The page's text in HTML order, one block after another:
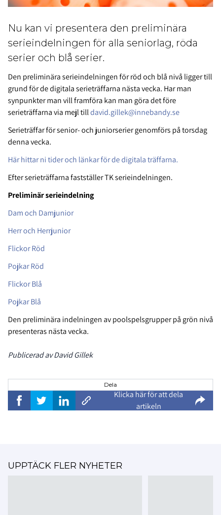
Nu kan vi presentera den preliminära
serieindelningen för alla seniorlag, röda
serier och blå serier.
Den preliminära serieindelningen för röd och blå nivå ligger till
grund för de digitala serieträffarna nästa vecka. Har man
synpunkter man vill framföra kan man göra det före
serieträffarna via mejl tilldavid.gillek@innebandy.se
Serieträffar för senior- och juniorserier genomförs på torsdag
denna vecka.
Här hittar ni tider och länkar för de digitala träffarna.
Efter serieträffarna fastställer TK serieindelningen.
Preliminär serieindelning
Dam och Damjunior
Herr och Herrjunior
Flickor Röd
Pojkar Röd
Flickor Blå
Pojkar Blå
Den preliminära indelningen av poolspelsgrupper på grön nivå
presenteras nästa vecka.
Publicerad av David Gillek
Dela
Klicka här för att dela
artikeln
UPPTÄCK FLER NYHETER